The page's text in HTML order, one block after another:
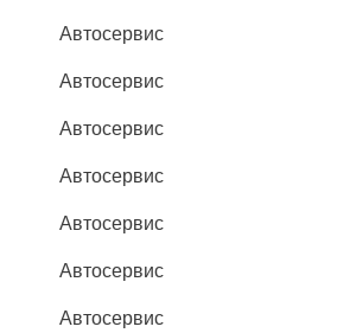
Автосервис
Автосервис
Автосервис
Автосервис
Автосервис
Автосервис
Автосервис